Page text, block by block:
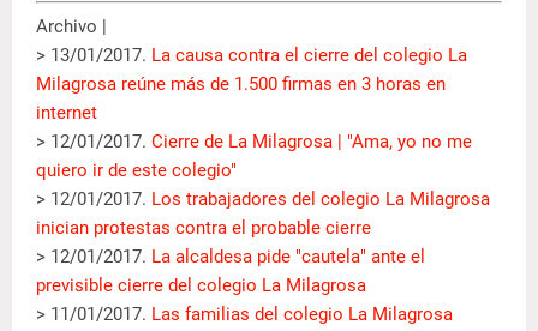
Archivo |
> 13/01/2017. La causa contra el cierre del colegio La
Milagrosa reúne más de 1.500 firmas en 3 horas en
internet
> 12/01/2017. Cierre de La Milagrosa | "Ama, yo no me
quiero ir de este colegio"
> 12/01/2017. Los trabajadores del colegio La Milagrosa
inician protestas contra el probable cierre
> 12/01/2017. La alcaldesa pide "cautela" ante el
previsible cierre del colegio La Milagrosa
> 11/01/2017. Las familias del colegio La Milagrosa